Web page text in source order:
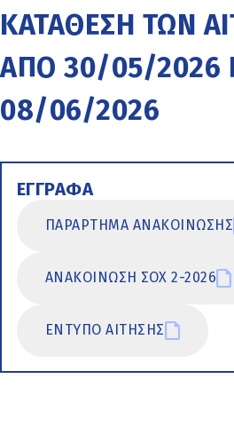
ΚΑΤΑΘΕΣΗ ΤΩΝ
ΑΠΟ 30/05/2026
08/06/2026
ΕΓΓΡΑΦΑ
ΠΑΡΑΡΤΗΜΑ ΑΝΑΚΟΙΝΩΣΗΣ
ΑΝΑΚΟΙΝΩΣΗ ΣΟΧ 2-2026
ΕΝΤΥΠΟ ΑΙΤΗΣΗΣ